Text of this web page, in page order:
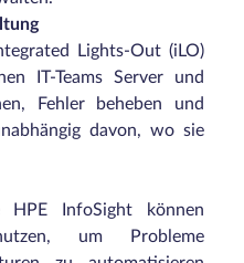
Lights-Out (iLO)
IT-Teams Server und
Fehler beheben und
davon, wo sie
InfoSight können
um Probleme